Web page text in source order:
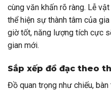
cùng văn khấn rõ ràng. Lễ
thể hiện sự thành tâm của
giờ tốt, năng lượng tích cực
gian mới.
Sắp xếp đồ đạc theo
Đồ quan trọng như chiếu,